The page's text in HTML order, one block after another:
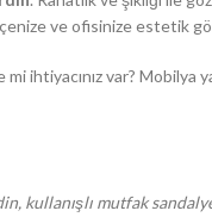
ve ofisinize estetik
mi ihtiyacınız var? Mobilya
kullanışlı mutfak